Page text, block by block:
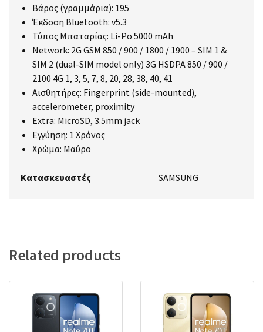
Βάρος (γραμμάρια): 195
Έκδοση Bluetooth: v5.3
Τύπος Μπαταρίας: Li-Po 5000 mAh
Network: 2G GSM 850 / 900 / 1800 / 1900 – SIM 1 &
SIM 2 (dual-SIM model only) 3G HSDPA 850 / 900 /
2100 4G 1, 3, 5, 7, 8, 20, 28, 38, 40, 41
Αισθητήρες: Fingerprint (side-mounted),
accelerometer, proximity
Extra: MicroSD, 3.5mm jack
Εγγύηση: 1 Χρόνος
Χρώμα: Μαύρο
Κατασκευαστές SAMSUNG
Related products